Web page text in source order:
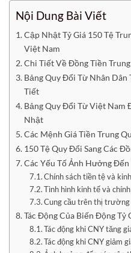
Nội Dung Bài Viết
Cập Nhật Tỷ Giá 150 Tệ
Việt Nam
Chi Tiết Về Đồng Tiền
Bảng Quy Đổi Từ Nhân Dân
Tiết
Bảng Quy Đổi Từ Việt Nam
Nhật
Các Mệnh Giá Tiền Trung
150 Tệ Quy Đổi Sang Các
Các Yếu Tố Ảnh Hưởng Đến
Chính sách tiền tệ và
Tình hình kinh tế và
Cung cầu trên thị trường
Tác Động Của Biến Động
Tác động khi CNY tăng
Tác động khi CNY giảm